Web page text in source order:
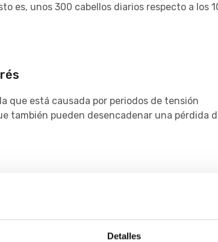
Detalles
es, unos 300 cabellos diarios respecto a los
que está causada por periodos de tensión
también pueden desencadenar una pérdida
psíquico pueden provocar esta
el síndrome de estrés postraumático.
e infratatadas, esta caída del
fácilmente.